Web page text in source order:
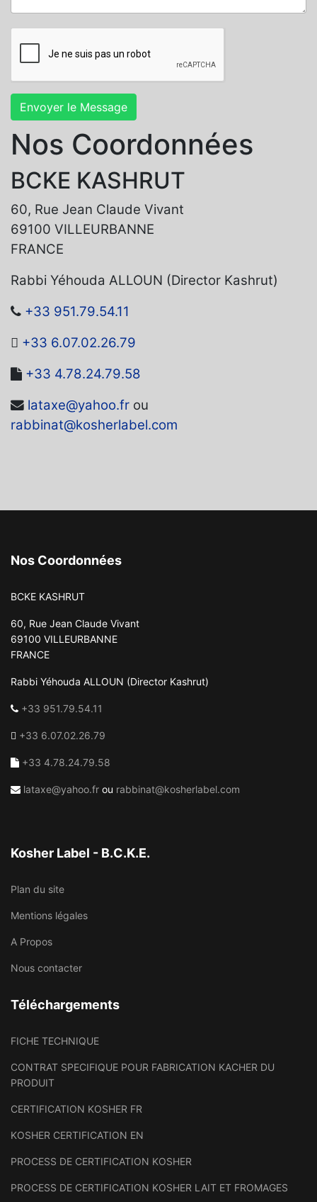
Envoyer le Message
Nos Coordonnées
BCKE KASHRUT
60, Rue Jean Claude Vivant
69100 VILLEURBANNE
FRANCE
Rabbi Yéhouda ALLOUN (Director Kashrut)
+33 951.79.54.11
+33 6.07.02.26.79
+33 4.78.24.79.58
lataxe@yahoo.fr ou
rabbinat@kosherlabel.com
Nos Coordonnées
BCKE KASHRUT
60, Rue Jean Claude Vivant
69100 VILLEURBANNE
FRANCE
Rabbi Yéhouda ALLOUN (Director Kashrut)
+33 951.79.54.11
+33 6.07.02.26.79
+33 4.78.24.79.58
lataxe@yahoo.fr ou rabbinat@kosherlabel.com
Kosher Label - B.C.K.E.
Plan du site
Mentions légales
A Propos
Nous contacter
Téléchargements
FICHE TECHNIQUE
CONTRAT SPECIFIQUE POUR FABRICATION KACHER DU
PRODUIT
CERTIFICATION KOSHER FR
KOSHER CERTIFICATION EN
PROCESS DE CERTIFICATION KOSHER
PROCESS DE CERTIFICATION KOSHER LAIT ET FROMAGES